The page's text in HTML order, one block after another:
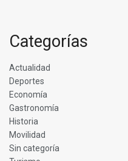
Categorías
Actualidad
Deportes
Economía
Gastronomía
Historia
Movilidad
Sin categoría